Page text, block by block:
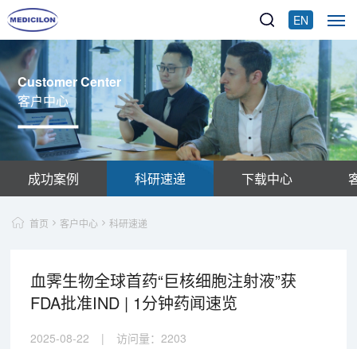
EN
Customer Center
客户中心
成功案例 科研速递 下载中心
首页 客户中心 科研速递
血霁生物全球首药“巨核细胞注射液”获
FDA批准IND | 1分钟药闻速览
2025-08-22 | 访问量： 2203